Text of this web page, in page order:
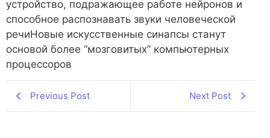
устройство, подражающее работе нейронов и
способное распознавать звуки человеческой
речиНовые искусственные синапсы станут
основой более “мозговитых” компьютерных
процессоров
Previous Post Next Post